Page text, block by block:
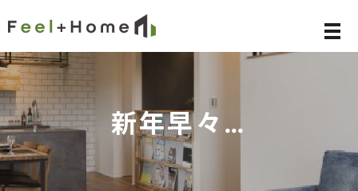
メ
新年早々…